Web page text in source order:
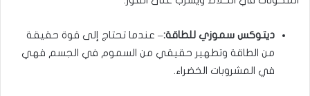
ديتوكس سموزي للطاقة:– عندما تحتاج إلى قوة حقيقة
من الطاقة وتطهير حقيقي من السموم في الجسم فهي
في المشروبات الخضراء.